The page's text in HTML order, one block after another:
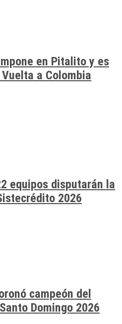
en Pitalito y es
a Colombia
equipos disputarán la
2026
campeón del
Domingo 2026